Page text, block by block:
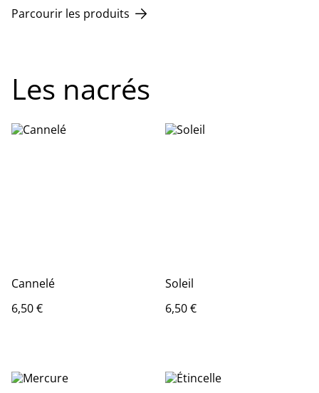
Parcourir les produits
Les nacrés
Cannelé
6,50 €
Soleil
6,50 €